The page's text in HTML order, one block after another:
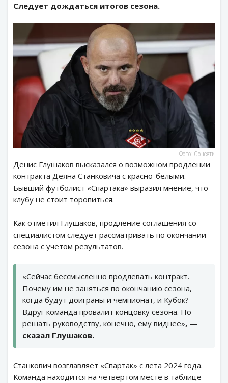
Следует дождаться итогов сезона.
Фото: Соцсети
Денис Глушаков высказался о возможном продлении
контракта Деяна Станковича с красно-белыми.
Бывший футболист «Спартака» выразил мнение, что
клубу не стоит торопиться.
Как отметил Глушаков, продление соглашения со
специалистом следует рассматривать по окончании
сезона с учетом результатов.
«Сейчас бессмысленно продлевать контракт.
Почему им не заняться по окончанию сезона,
когда будут доиграны и чемпионат, и Кубок?
Вдруг команда провалит концовку сезона. Но
решать руководству, конечно, ему виднее», —
сказал Глушаков.
Станкович возглавляет «Спартак» с лета 2024 года.
Команда находится на четвертом месте в таблице